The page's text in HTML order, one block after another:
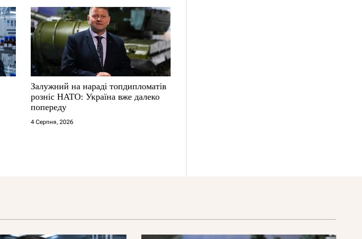
Залужний на нараді топдипломатів
розніс НАТО: Україна вже далеко
попереду
4 Серпня, 2026